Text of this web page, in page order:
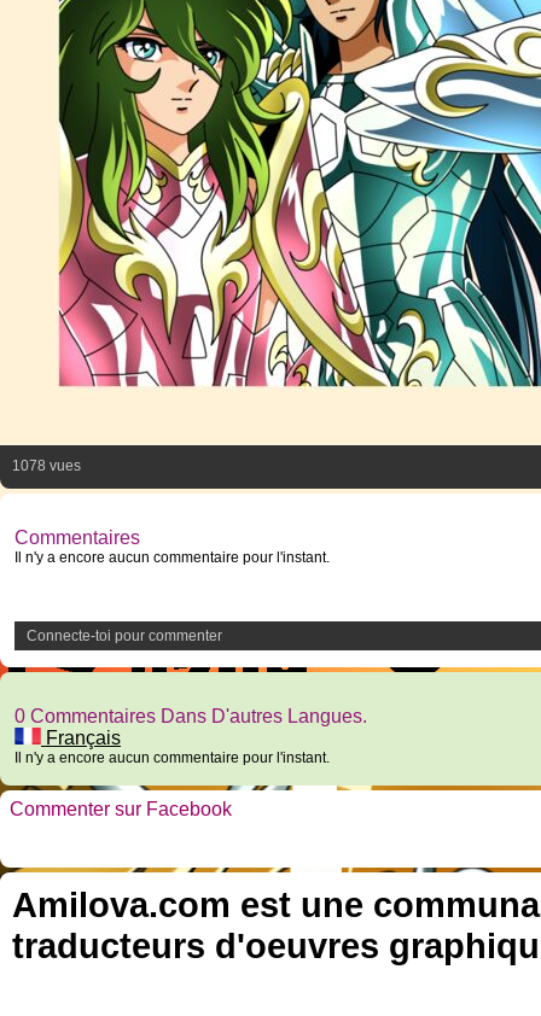
1078 vues
Commentaires
Il n'y a encore aucun commentaire pour l'instant.
Connecte-toi pour commenter
0 Commentaires Dans D'autres Langues.
Français
Il n'y a encore aucun commentaire pour l'instant.
Commenter sur Facebook
Amilova.com est une
traducteurs d'oeuvres